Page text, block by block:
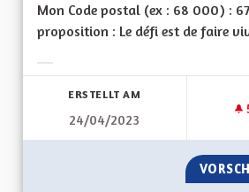
Mon Code postal (ex : 68 000) :
proposition : Le défi est de faire
ERSTELLT AM
24/04/2023